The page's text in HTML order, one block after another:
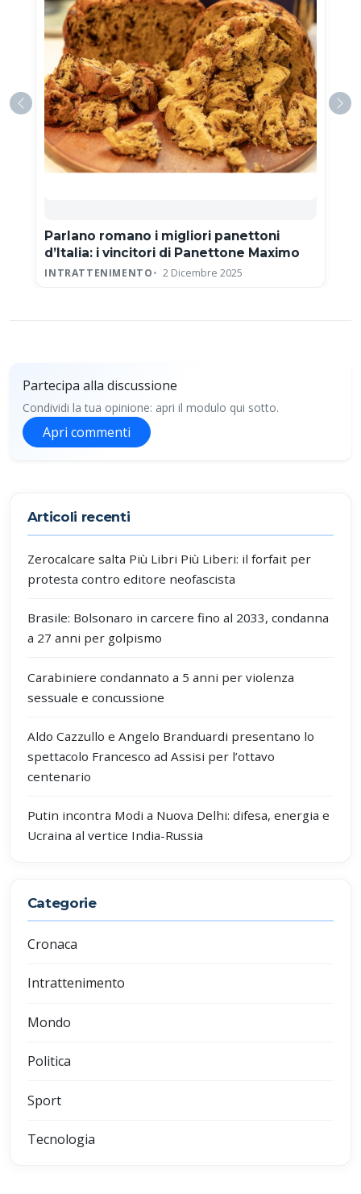
Parlano romano i migliori panettoni
d’Italia: i vincitori di Panettone Maximo
INTRATTENIMENTO 2 Dicembre 2025
Partecipa alla discussione
Condividi la tua opinione: apri il modulo qui sotto.
Apri commenti
Articoli recenti
Zerocalcare salta Più Libri Più Liberi: il forfait per
protesta contro editore neofascista
Brasile: Bolsonaro in carcere fino al 2033, condanna
a 27 anni per golpismo
Carabiniere condannato a 5 anni per violenza
sessuale e concussione
Aldo Cazzullo e Angelo Branduardi presentano lo
spettacolo Francesco ad Assisi per l’ottavo
centenario
Putin incontra Modi a Nuova Delhi: difesa, energia e
Ucraina al vertice India-Russia
Categorie
Cronaca
Intrattenimento
Mondo
Politica
Sport
Tecnologia